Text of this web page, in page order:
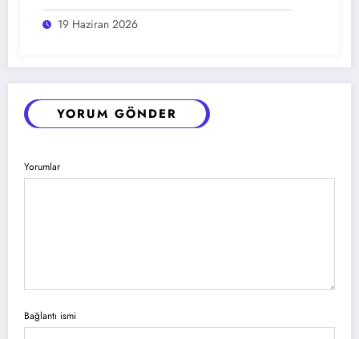
19 Haziran 2026
YORUM GÖNDER
Yorumlar
Bağlantı ismi